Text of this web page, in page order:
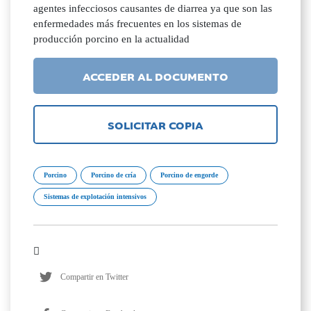
agentes infecciosos causantes de diarrea ya que son las
enfermedades más frecuentes en los sistemas de
producción porcino en la actualidad
ACCEDER AL DOCUMENTO
SOLICITAR COPIA
Porcino Porcino de cría Porcino de engorde
Sistemas de explotación intensivos
Compartir en Twitter